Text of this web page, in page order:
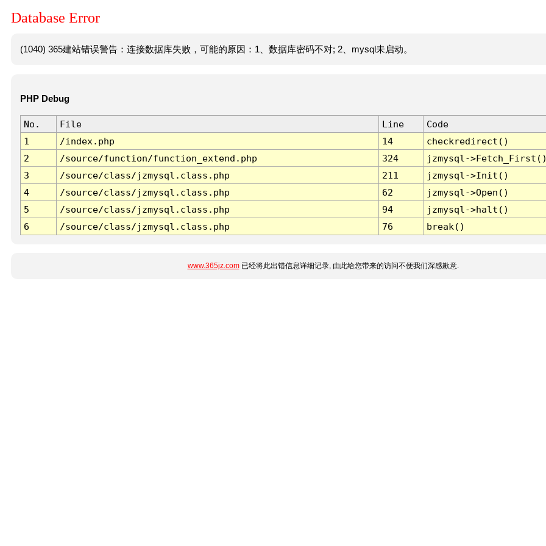
Database Error
(1040) 365建站错误警告：连接数据库失败，可能的原因：1、数据库密码不对; 2、mysql未启动。
PHP Debug
No. File Line
Code
1
/index.php 14
checkredirect()
2
/source/function/function_extend.php 324
jzmysql-
3
/source/class/jzmysql.class.php 211
jzmysql->Init()
4
/source/class/jzmysql.class.php 62
jzmysql->Open()
5
/source/class/jzmysql.class.php 94
jzmysql->halt()
6
/source/class/jzmysql.class.php 76 break()
www.365jz.com已经将此出错信息详细记录, 由此给您带来的访问不便我们深感歉意.